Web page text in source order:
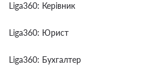
Liga360: Керівник
Liga360: Юрист
Liga360: Бухгалтер